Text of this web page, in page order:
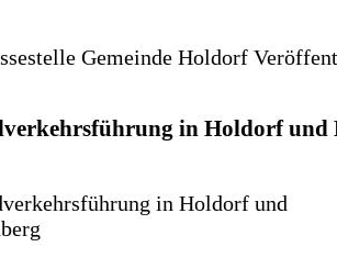
Gemeinde Holdorf
in Holdorf